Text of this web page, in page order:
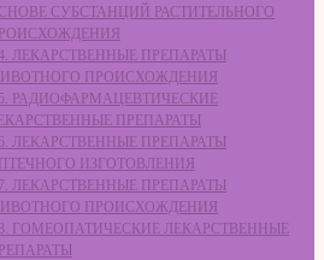
СУБСТАНЦИЙ РАСТИТЕЛЬНОГО
ЛЕКАРСТВЕННЫЕ ПРЕПАРАТЫ
ПРОИСХОЖДЕНИЯ
РАДИОФАРМАЦЕВТИЧЕСКИЕ
ПРЕПАРАТЫ
ЛЕКАРСТВЕННЫЕ ПРЕПАРАТЫ
ИЗГОТОВЛЕНИЯ
ЛЕКАРСТВЕННЫЕ ПРЕПАРАТЫ
ПРОИСХОЖДЕНИЯ
ГОМЕОПАТИЧЕСКИЕ ЛЕКАРСТВЕННЫЕ